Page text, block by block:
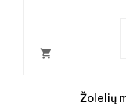

Žolelių